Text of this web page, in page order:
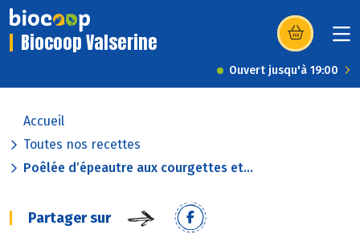
Biocoop Valserine (s’ouvre dans
Ouvert jusqu'à 19:00
Accueil
Toutes nos recettes
Poêlée d’épeautre aux courgettes et...
Partager sur